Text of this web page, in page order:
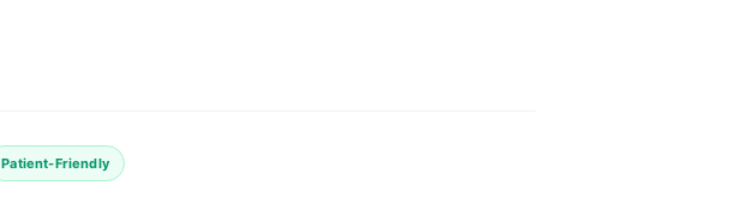
Patient-Friendly